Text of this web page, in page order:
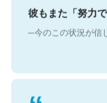
彼もまた「努力
─今のこの状況が信